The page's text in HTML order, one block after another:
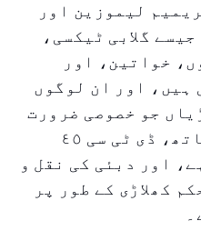
پریمیم لیموزین اور
گلابی ٹیکسی،
خواتین، اور
ہیں، اور ان لوگوں
جو خصوصی ضرورت
کے مسافر ہیں۔ اس کے ساتھ، ڈی ٹی سی ٤٥
اور دبئی کی نقل و
کھلاڑی کے طور پر